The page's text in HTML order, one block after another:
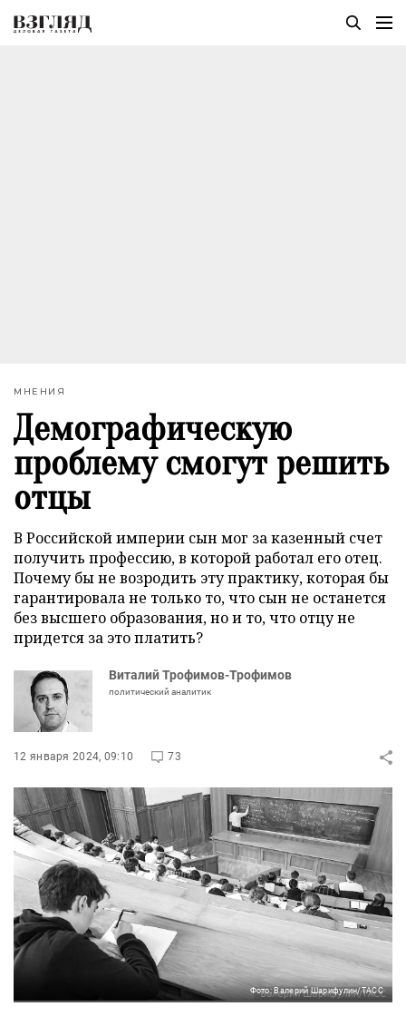
МНЕНИЯ
Демографическую
проблему смогут решить
отцы
В Российской империи сын мог за казенный счет
получить профессию, в которой работал его отец.
Почему бы не возродить эту практику, которая бы
гарантировала не только то, что сын не останется
без высшего образования, но и то, что отцу не
придется за это платить?
Виталий Трофимов-Трофимов
политический аналитик
12 января 2024, 09:10 73
Фото: Валерий Шарифулин/ТАСС